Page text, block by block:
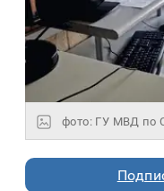
фото: ГУ МВД по